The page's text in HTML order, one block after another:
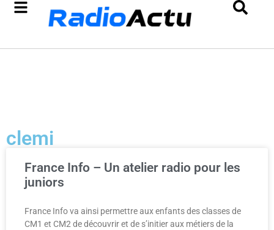
clemi
France Info – Un atelier radio pour les
juniors
France Info va ainsi permettre aux enfants des classes de
CM1 et CM2 de découvrir et de s’initier aux métiers de la